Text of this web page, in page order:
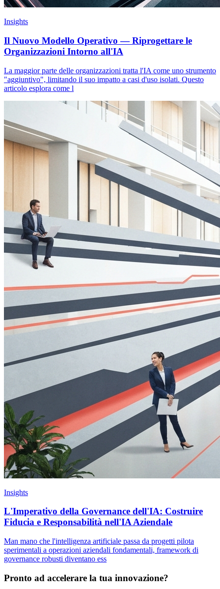
Insights
Il Nuovo Modello Operativo — Riprogettare le
Organizzazioni Intorno all'IA
La maggior parte delle organizzazioni tratta l'IA come uno strumento
"aggiuntivo", limitando il suo impatto a casi d'uso isolati. Questo
articolo esplora come l
Insights
L'Imperativo della Governance dell'IA: Costruire
Fiducia e Responsabilità nell'IA Aziendale
Man mano che l'intelligenza artificiale passa da progetti pilota
sperimentali a operazioni aziendali fondamentali, framework di
governance robusti diventano ess
Pronto ad accelerare la tua innovazione?